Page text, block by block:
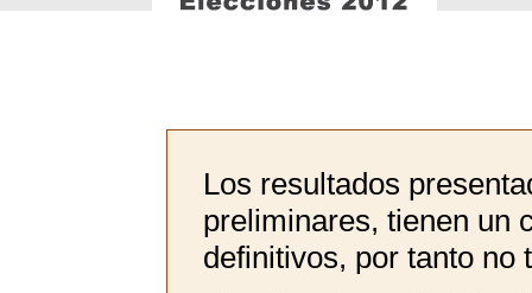
Los resultados
preliminares, tienen un
definitivos, por tanto no